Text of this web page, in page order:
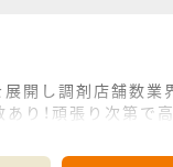
開し調剤店舗数業
！頑張り次第で高
た研修を用意され